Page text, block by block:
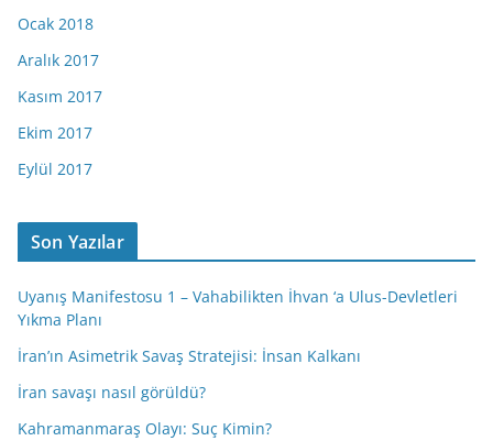
Ocak 2018
Aralık 2017
Kasım 2017
Ekim 2017
Eylül 2017
Son Yazılar
Uyanış Manifestosu 1 – Vahabilikten İhvan ‘a Ulus-Devletleri
Yıkma Planı
İran’ın Asimetrik Savaş Stratejisi: İnsan Kalkanı
İran savaşı nasıl görüldü?
Kahramanmaraş Olayı: Suç Kimin?